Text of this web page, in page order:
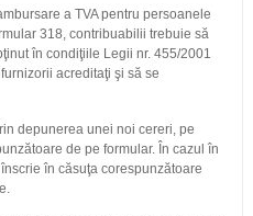
a TVA pentru persoanele
318, contribuabilii trebuie să
în condiţiile Legii nr. 455/2001
acreditaţi şi să se
depunerea unei noi cereri, pe
de pe formular. În cazul în
în căsuţa corespunzătoare